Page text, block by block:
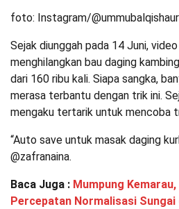
foto: Instagram/
Sejak diunggah pada 14 Juni,
menghilangkan bau daging
dari 160 ribu kali. Siapa sangka,
merasa terbantu dengan trik ini.
mengaku tertarik untuk mencoba
“Auto save untuk masak daging
@zafranaina.
Baca Juga : Mumpung
Percepatan Normalisasi